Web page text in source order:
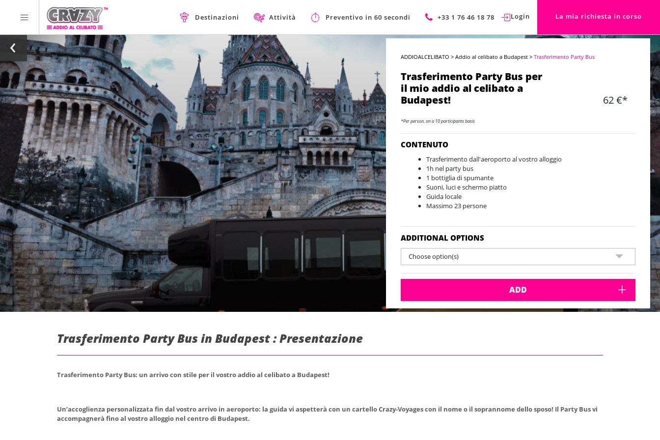
Destinazioni Attività Preventivo in 60 secondi +33 1 76 46 18 78 Login La mia richiesta in corso
ADDIOALCELIBATO >Addio al celibato a Budapest >Trasferimento Party Bus
Trasferimento Party Bus per
il mio addio al celibato a
Budapest!
62 €*
*Per person, on a 10 participants basis
CONTENUTO
Trasferimento dall'aeroporto al vostro alloggio
1h nel party bus
1 bottiglia di spumante
Suoni, luci e schermo piatto
Guida locale
Massimo 23 persone
ADDITIONAL OPTIONS
Choose option(s)
ADD
Trasferimento Party Bus in Budapest : Presentazione
Trasferimento Party Bus: un arrivo con stile per il vostro addio al celibato a Budapest!
Un’accoglienza personalizzata fin dal vostro arrivo in aeroporto: la guida vi aspetterà con un cartello Crazy-Voyages con il nome o il soprannome dello sposo! Il Party Bus vi
accompagnerà fino al vostro alloggio nel centro di Budapest.